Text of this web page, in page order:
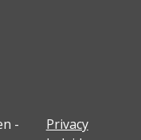
-
Privacy